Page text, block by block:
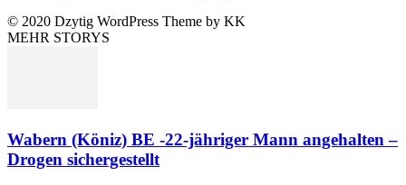
© 2020 Dzytig WordPress Theme by KK
MEHR STORYS
Wabern (Köniz) BE -22-jähriger Mann angehalten –
Drogen sichergestellt